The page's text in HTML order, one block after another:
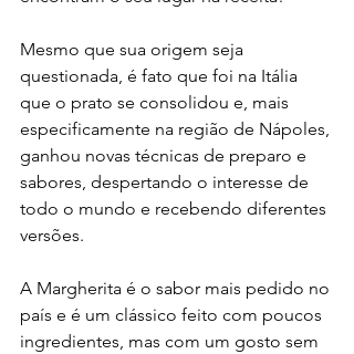
Mesmo que sua origem seja
questionada, é fato que foi na Itália
que o prato se consolidou e, mais
especificamente na região de Nápoles,
ganhou novas técnicas de preparo e
sabores, despertando o interesse de
todo o mundo e recebendo diferentes
versões.
A Margherita é o sabor mais pedido no
país e é um clássico feito com poucos
ingredientes, mas com um gosto sem